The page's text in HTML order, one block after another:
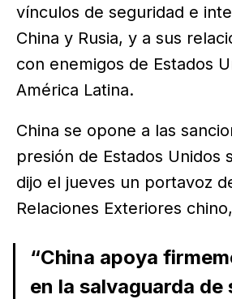
vínculos de seguridad e
China y Rusia, y a sus
con enemigos de Estados
América Latina.
China se opone a las
presión de Estados Unidos
dijo el jueves un portavoz
Relaciones Exteriores
“China apoya
en la salvaguarda de